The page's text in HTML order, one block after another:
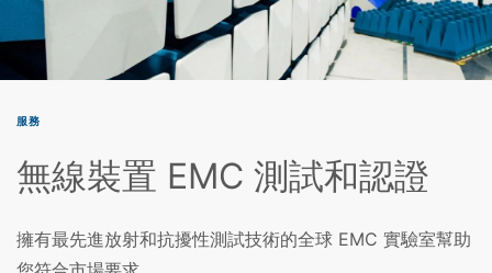
服務
無線裝置 EMC 測試和認證
擁有最先進放射和抗擾性測試技術的全球 EMC 實驗室幫助